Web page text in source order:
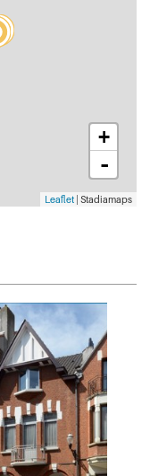
+
-
Leaflet | Stadiamaps